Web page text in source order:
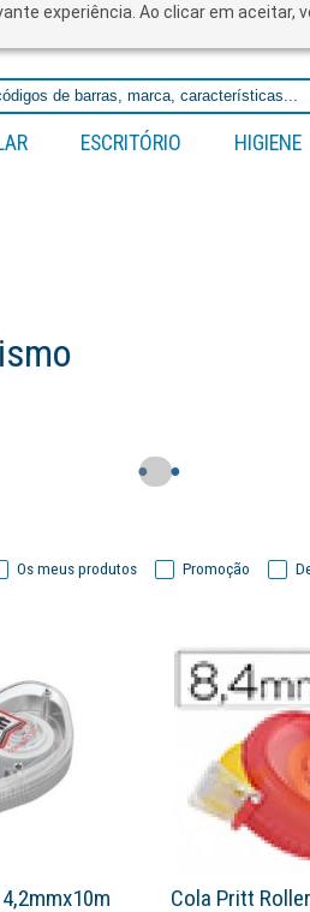
experiência. Ao clicar em
ESCRITÓRIO HIGIENE
● ●
Promoção
Os meus produtos
Cola Pritt